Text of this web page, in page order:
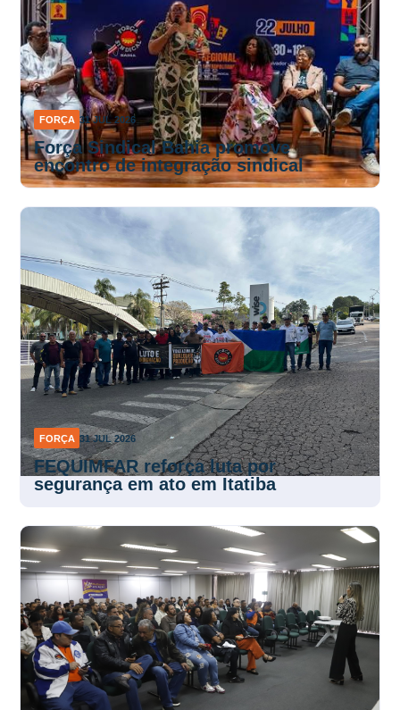
FORÇA 31 JUL 2026
Força Sindical Bahia promove
encontro de integração sindical
FORÇA 31 JUL 2026
FEQUIMFAR reforça luta por
segurança em ato em Itatiba